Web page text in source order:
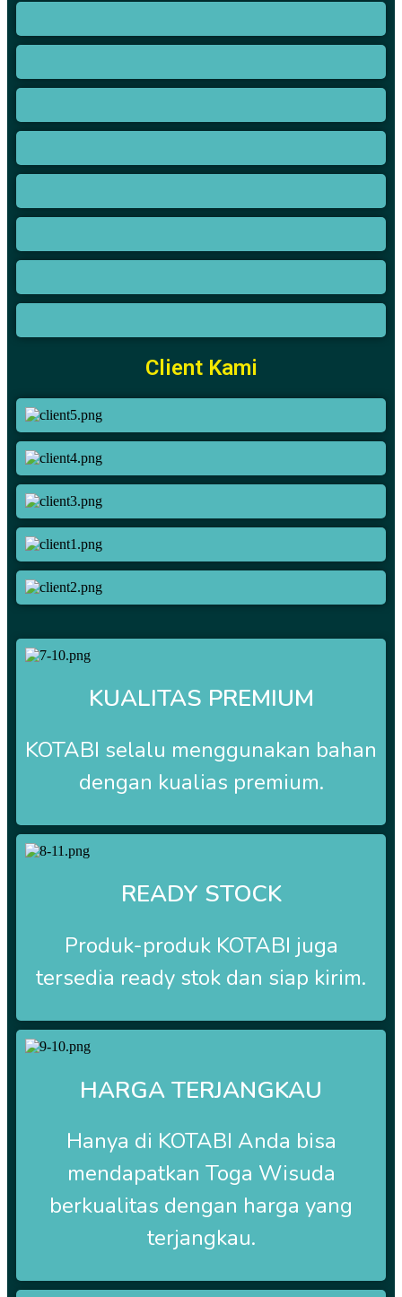
Client Kami
KUALITAS PREMIUM
KOTABI selalu menggunakan bahan
dengan kualias premium.
READY STOCK
Produk-produk KOTABI juga
tersedia ready stok dan siap kirim.
HARGA TERJANGKAU
Hanya di KOTABI Anda bisa
mendapatkan Toga Wisuda
berkualitas dengan harga yang
terjangkau.